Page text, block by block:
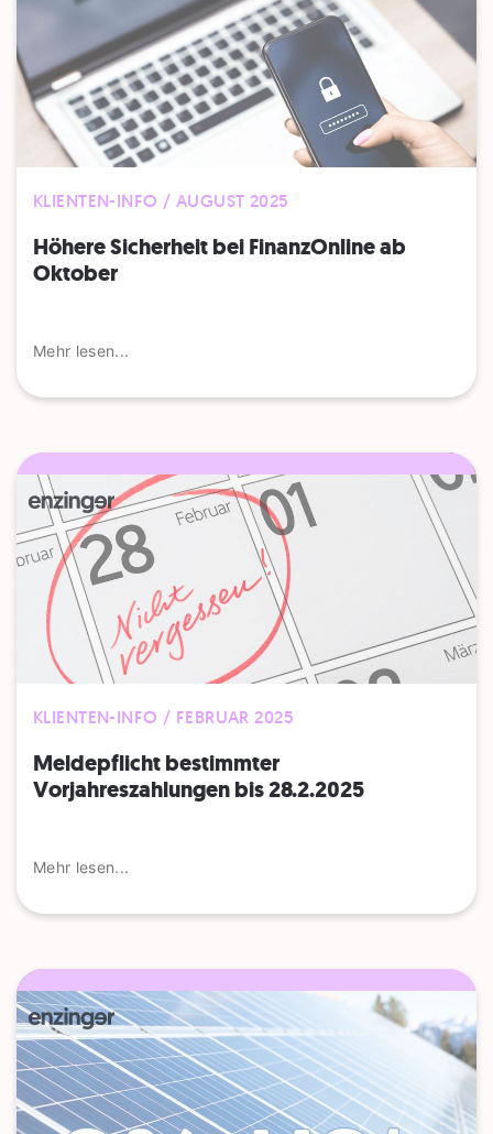
KLIENTEN-INFO / AUGUST 2025
Höhere Sicherheit bei FinanzOnline ab
Oktober
Mehr lesen...
KLIENTEN-INFO / FEBRUAR 2025
Meldepflicht bestimmter
Vorjahreszahlungen bis 28.2.2025
Mehr lesen...